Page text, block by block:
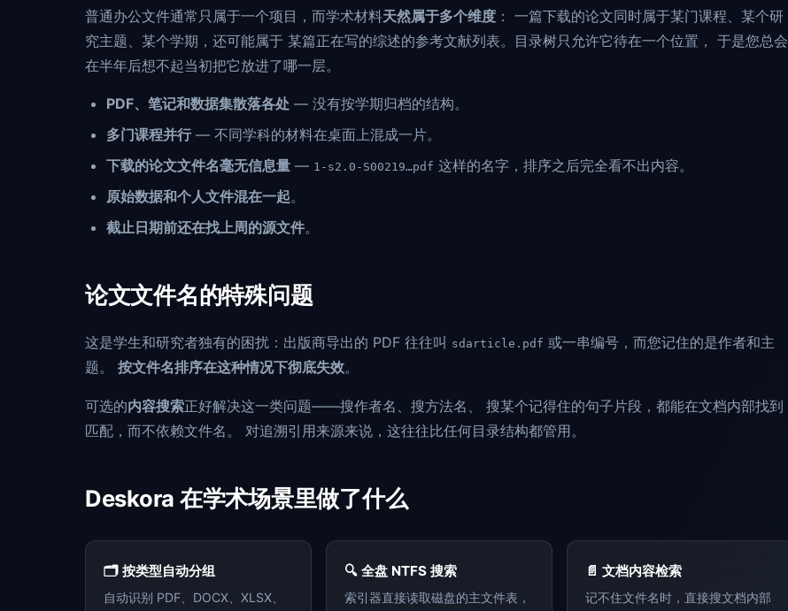
普通办公文件通常只属于一个项目，而学术材料天然属于多个维度 ： 一篇下载的论文同时属于某门课程、某个研
究主题、某个学期，还可能属于 某篇正在写的综述的参考文献列表。目录树只允许它待在一个位置， 于是您总会
在半年后想不起当初把它放进了哪一层。
PDF、笔记和数据集散落各处 — 没有按学期归档的结构。
多门课程并行— 不同学科的材料在桌面上混成一片。
下载的论文文件名毫无信息量 — 1-s2.0-S00219…pdf 这样的名字，排序之后完全看不出内容。
原始数据和个人文件混在一起。
截止日期前还在找上周的源文件。
论文文件名的特殊问题
这是学生和研究者独有的困扰：出版商导出的 PDF 往往叫 sdarticle.pdf 或一串编号，而您记住的是作者和主
题。 按文件名排序在这种情况下彻底失效。
可选的内容搜索正好解决这一类问题——搜作者名、搜方法名、 搜某个记得住的句子片段，都能在文档内部找到
匹配，而不依赖文件名。 对追溯引用来源来说，这往往比任何目录结构都管用。
Deskora 在学术场景里做了什么
🗂️ 按类型自动分组
自动识别 PDF、DOCX、XLSX、
🔍 全盘 NTFS 搜索
索引器直接读取磁盘的主文件表，
📄 文档内容检索
记不住文件名时，直接搜文档内部